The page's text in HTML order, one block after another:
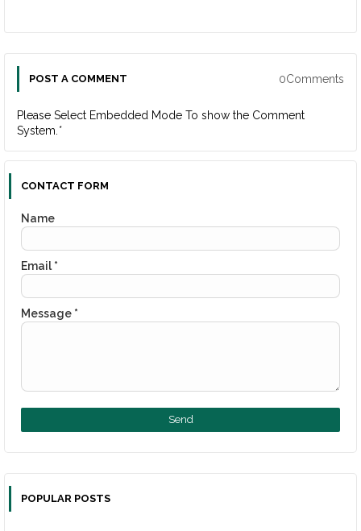
POST A COMMENT 0Comments
Please Select Embedded Mode To show the Comment
System.*
CONTACT FORM
Name
Email*
Message *
POPULAR POSTS